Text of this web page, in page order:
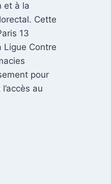
et à la
Cette
13
Ligue Contre
pour
au